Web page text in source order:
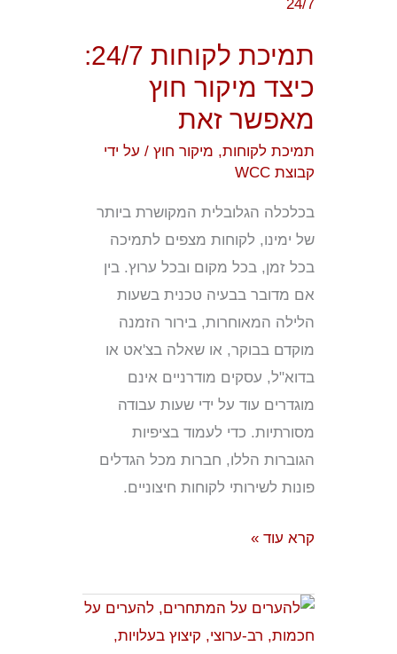
תמיכת לקוחות 24/7:
כיצד מיקור חוץ
מאפשר זאת
תמיכת לקוחות,מיקור חוץ/ על ידי
קבוצת WCC
בכלכלה הגלובלית המקושרת ביותר
של ימינו, לקוחות מצפים לתמיכה
בכל זמן, בכל מקום ובכל ערוץ. בין
אם מדובר בבעיה טכנית בשעות
הלילה המאוחרות, בירור הזמנה
מוקדם בבוקר, או שאלה בצ'אט או
בדוא"ל, עסקים מודרניים אינם
מוגדרים עוד על ידי שעות עבודה
מסורתיות. כדי לעמוד בציפיות
הגוברות הללו, חברות מכל הגדלים
פונות לשירותי לקוחות חיצוניים.
מיקור
מאפשר
זאת
קרא עוד »
אל
תעשו